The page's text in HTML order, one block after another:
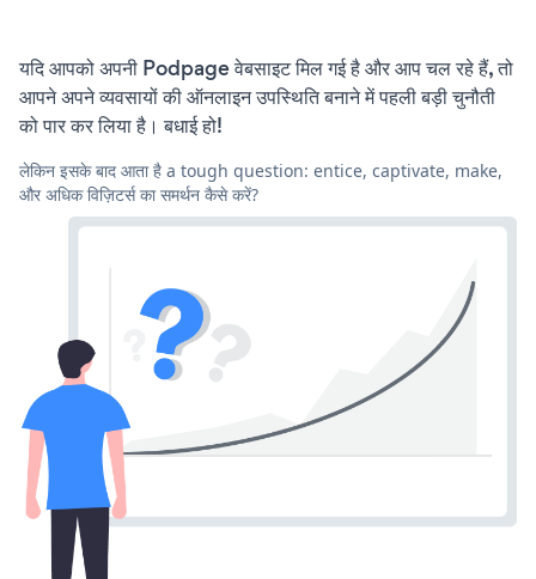
यदि आपको अपनी Podpage वेबसाइट मिल गई है और आप चल रहे हैं, तो
आपने अपने व्यवसायों की ऑनलाइन उपस्थिति बनाने में पहली बड़ी चुनौती
को पार कर लिया है। बधाई हो!
लेकिन इसके बाद आता है a tough question: entice, captivate, make,
और अधिक विज़िटर्स का समर्थन कैसे करें?